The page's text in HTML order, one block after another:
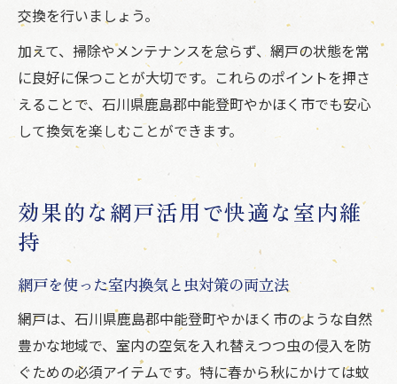
交換を行いましょう。
加えて、掃除やメンテナンスを怠らず、網戸の状態を常
に良好に保つことが大切です。これらのポイントを押さ
えることで、石川県鹿島郡中能登町やかほく市でも安心
して換気を楽しむことができます。
効果的な網戸活用で快適な室内維
持
網戸を使った室内換気と虫対策の両立法
網戸は、石川県鹿島郡中能登町やかほく市のような自然
豊かな地域で、室内の空気を入れ替えつつ虫の侵入を防
ぐための必須アイテムです。特に春から秋にかけては蚊